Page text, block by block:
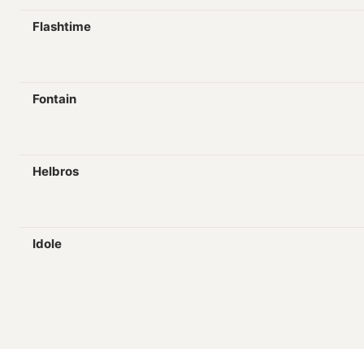
Flashtime
Fontain
Helbros
Idole